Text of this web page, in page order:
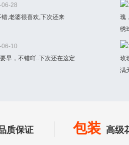
28
,老婆很喜欢,下次还来
10
早，不错吖..下次还在这定
质保证 包装 高级